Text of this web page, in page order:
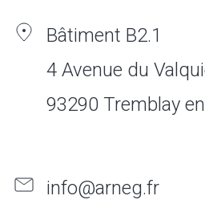
Bâtiment B2.1
4 Avenue du
93290 Tremblay
info@arneg.fr